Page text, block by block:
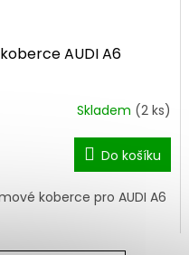
AUDI A6
Skladem (2 ks)
Do košíku
koberce pro AUDI A6